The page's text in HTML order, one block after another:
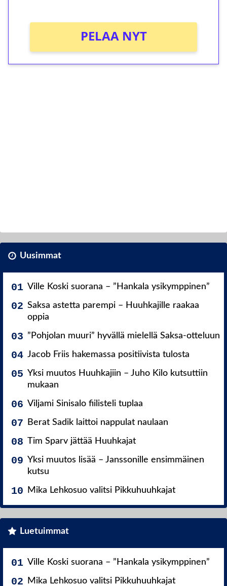
PELAA NYT
Uusimmat
Ville Koski suorana – ”Hankala ysikymppinen”
Saksa astetta parempi – Huuhkajille raakaa
oppia
”Pohjolan muuri” hyvällä mielellä Saksa-otteluun
Jacob Friis hakemassa positiivista tulosta
Yksi muutos Huuhkajiin – Juho Kilo kutsuttiin
mukaan
Viljami Sinisalo fiilisteli tuplaa
Berat Sadik laittoi nappulat naulaan
Tim Sparv jättää Huuhkajat
Yksi muutos lisää – Janssonille ensimmäinen
kutsu
Mika Lehkosuo valitsi Pikkuhuuhkajat
Luetuimmat
Ville Koski suorana – ”Hankala ysikymppinen”
Mika Lehkosuo valitsi Pikkuhuuhkajat